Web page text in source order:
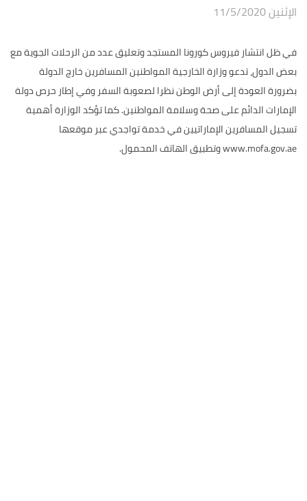
الإثنين 11/5/2020
في ظل انتشار فيروس كورونا المستجد وتعليق عدد من الرحلات الجوية مع
بعض الدول، تدعو وزارة الخارجية المواطنين المسافرين خارج الدولة
بضرورة العودة إلى أرض الوطن نظرا لصعوبة السفر وفي إطار حرص دولة
الإمارات الدائم على صحة وسلامة المواطنين. كما تؤكد الوزارة أهمية
تسجيل المسافرين الإماراتيين في خدمة تواجدي عبر موقعها
www.mofa.gov.ae وتطبيق الهاتف المحمول.